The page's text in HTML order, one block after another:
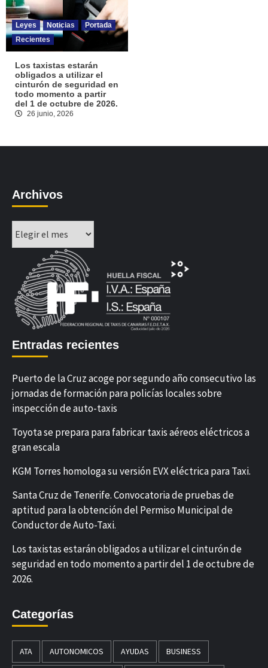
Leyes Noticias
Portada
Recientes
Los taxistas estarán
obligados a utilizar el
cinturón de seguridad en
todo momento a partir
del 1 de octubre de 2026.
26 junio, 2026
Archivos
Entradas recientes
Puerto de la Cruz acoge por segundo año consecutivo las
jornadas de formación para policías locales sobre
inspección de auto-taxis
Toyota se prepara para fabricar taxis aéreos eléctricos a
gran escala
KGM Torres homologa su versión EVX eléctrica para Taxi.
Santa Cruz de Tenerife. Convocatoria de pruebas de
aptitud para la obtención del Permiso Municipal de
Conductor de Auto-Taxi.
Los taxistas estarán obligados a utilizar el cinturón de
seguridad en todo momento a partir del 1 de octubre de
2026.
Categorías
ATA AUTONOMICOS AYUDAS BUSINESS